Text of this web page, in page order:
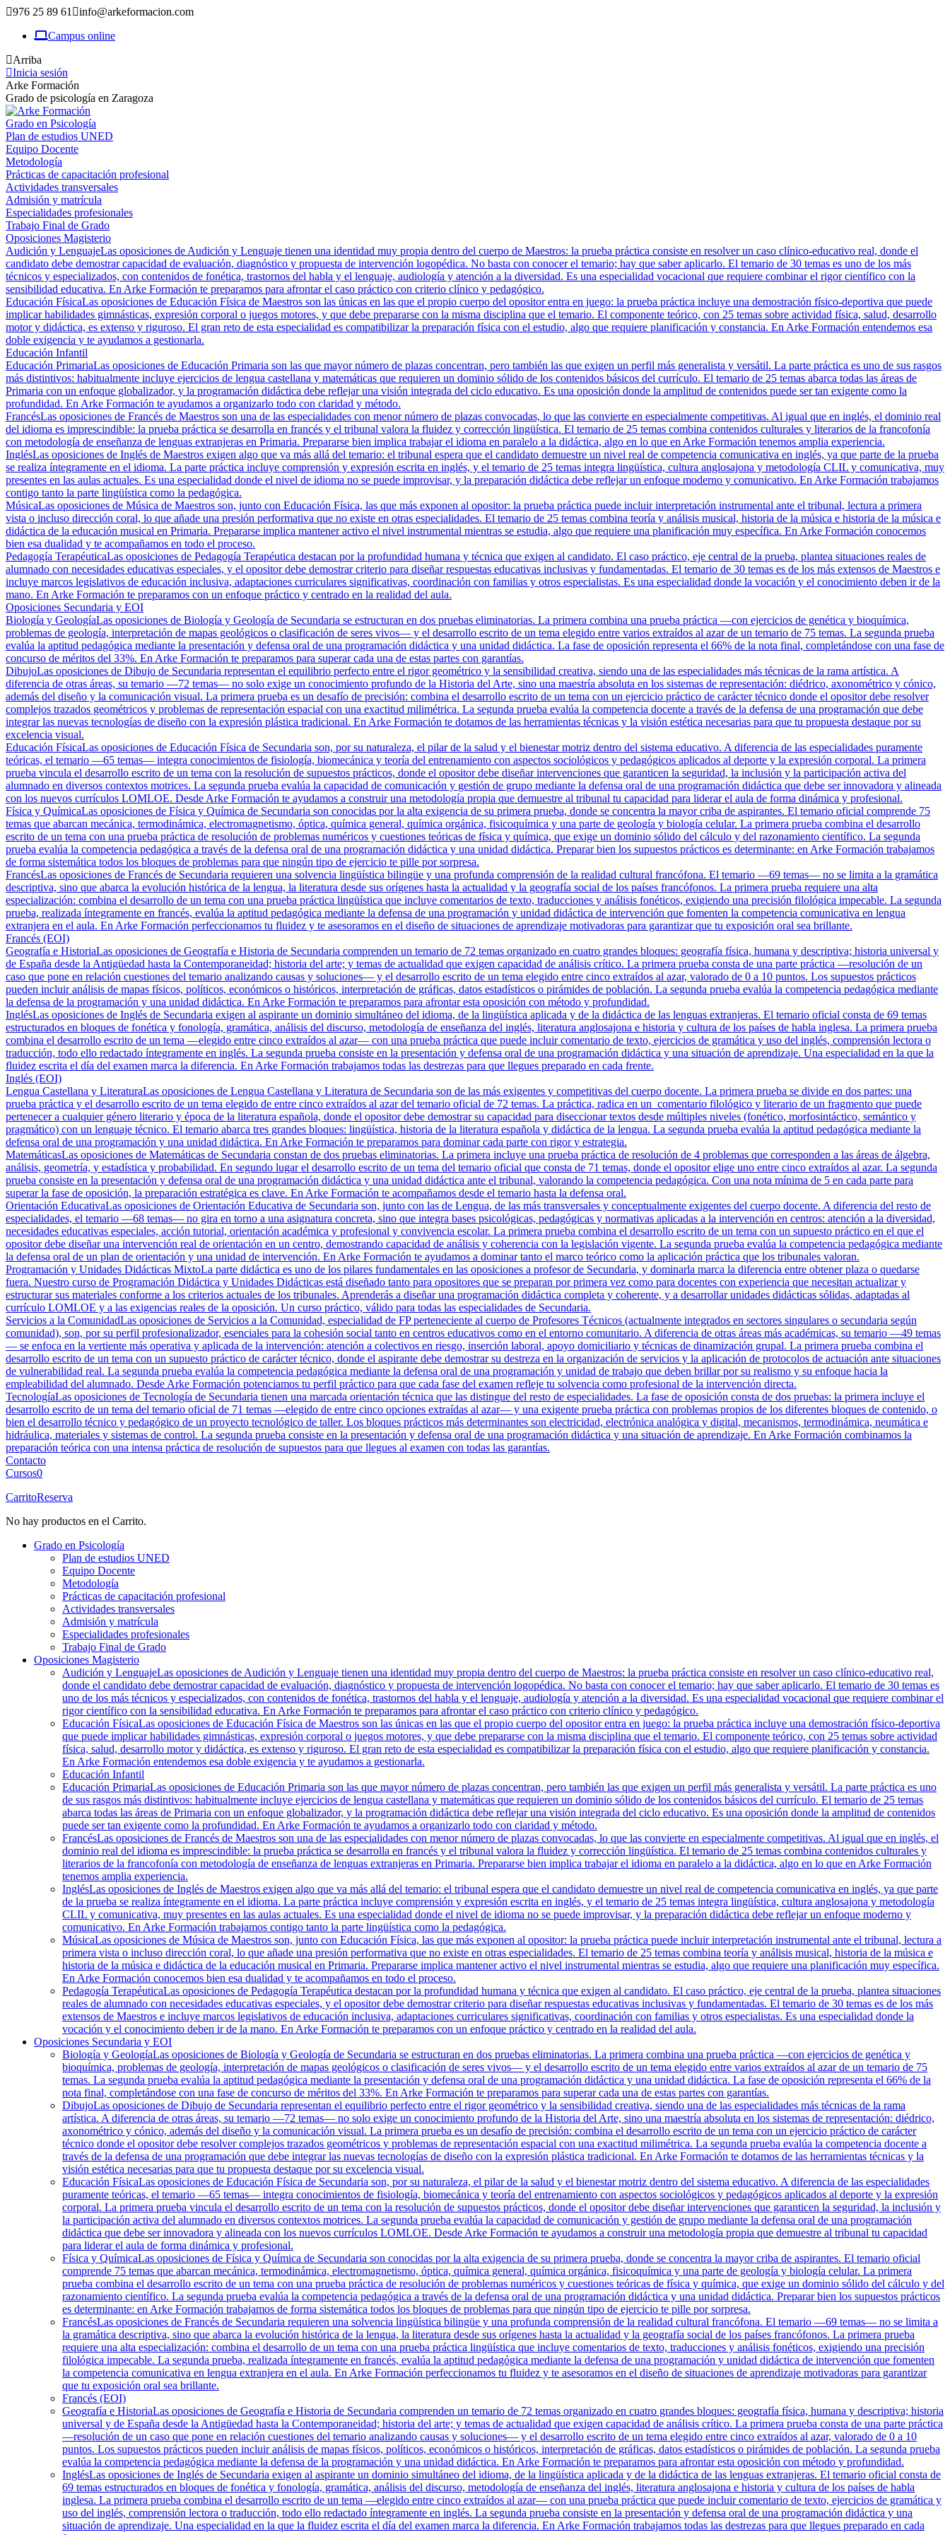
976 25 89 61
info@arkeformacion.com
Campus online
Arriba
Inicia sesión
Arke Formación
Grado de psicología en Zaragoza
Grado en Psicología
Plan de estudios UNED
Equipo Docente
Metodología
Prácticas de capacitación profesional
Actividades transversales
Admisión y matrícula
Especialidades profesionales
Trabajo Final de Grado
Oposiciones Magisterio
Audición y LenguajeLas oposiciones de Audición y Lenguaje tienen una identidad muy propia dentro del cuerpo de Maestros: la prueba práctica consiste en resolver un caso clínico-educativo real, donde el
candidato debe demostrar capacidad de evaluación, diagnóstico y propuesta de intervención logopédica. No basta con conocer el temario; hay que saber aplicarlo. El temario de 30 temas es uno de los más
técnicos y especializados, con contenidos de fonética, trastornos del habla y el lenguaje, audiología y atención a la diversidad. Es una especialidad vocacional que requiere combinar el rigor científico con la
sensibilidad educativa. En Arke Formación te preparamos para afrontar el caso práctico con criterio clínico y pedagógico.
Educación FísicaLas oposiciones de Educación Física de Maestros son las únicas en las que el propio cuerpo del opositor entra en juego: la prueba práctica incluye una demostración físico-deportiva que puede
implicar habilidades gimnásticas, expresión corporal o juegos motores, y que debe prepararse con la misma disciplina que el temario. El componente teórico, con 25 temas sobre actividad física, salud, desarrollo
motor y didáctica, es extenso y riguroso. El gran reto de esta especialidad es compatibilizar la preparación física con el estudio, algo que requiere planificación y constancia. En Arke Formación entendemos esa
doble exigencia y te ayudamos a gestionarla.
Educación Infantil
Educación PrimariaLas oposiciones de Educación Primaria son las que mayor número de plazas concentran, pero también las que exigen un perfil más generalista y versátil. La parte práctica es uno de sus rasgos
más distintivos: habitualmente incluye ejercicios de lengua castellana y matemáticas que requieren un dominio sólido de los contenidos básicos del currículo. El temario de 25 temas abarca todas las áreas de
Primaria con un enfoque globalizador, y la programación didáctica debe reflejar una visión integrada del ciclo educativo. Es una oposición donde la amplitud de contenidos puede ser tan exigente como la
profundidad. En Arke Formación te ayudamos a organizarlo todo con claridad y método.
FrancésLas oposiciones de Francés de Maestros son una de las especialidades con menor número de plazas convocadas, lo que las convierte en especialmente competitivas. Al igual que en inglés, el dominio real
del idioma es imprescindible: la prueba práctica se desarrolla en francés y el tribunal valora la fluidez y corrección lingüística. El temario de 25 temas combina contenidos culturales y literarios de la francofonía
con metodología de enseñanza de lenguas extranjeras en Primaria. Prepararse bien implica trabajar el idioma en paralelo a la didáctica, algo en lo que en Arke Formación tenemos amplia experiencia.
InglésLas oposiciones de Inglés de Maestros exigen algo que va más allá del temario: el tribunal espera que el candidato demuestre un nivel real de competencia comunicativa en inglés, ya que parte de la prueba
se realiza íntegramente en el idioma. La parte práctica incluye comprensión y expresión escrita en inglés, y el temario de 25 temas integra lingüística, cultura anglosajona y metodología CLIL y comunicativa, muy
presentes en las aulas actuales. Es una especialidad donde el nivel de idioma no se puede improvisar, y la preparación didáctica debe reflejar un enfoque moderno y comunicativo. En Arke Formación trabajamos
contigo tanto la parte lingüística como la pedagógica.
MúsicaLas oposiciones de Música de Maestros son, junto con Educación Física, las que más exponen al opositor: la prueba práctica puede incluir interpretación instrumental ante el tribunal, lectura a primera
vista o incluso dirección coral, lo que añade una presión performativa que no existe en otras especialidades. El temario de 25 temas combina teoría y análisis musical, historia de la música e historia de la música e
didáctica de la educación musical en Primaria. Prepararse implica mantener activo el nivel instrumental mientras se estudia, algo que requiere una planificación muy específica. En Arke Formación conocemos
bien esa dualidad y te acompañamos en todo el proceso.
Pedagogía TerapéuticaLas oposiciones de Pedagogía Terapéutica destacan por la profundidad humana y técnica que exigen al candidato. El caso práctico, eje central de la prueba, plantea situaciones reales de
alumnado con necesidades educativas especiales, y el opositor debe demostrar criterio para diseñar respuestas educativas inclusivas y fundamentadas. El temario de 30 temas es de los más extensos de Maestros e
incluye marcos legislativos de educación inclusiva, adaptaciones curriculares significativas, coordinación con familias y otros especialistas. Es una especialidad donde la vocación y el conocimiento deben ir de la
mano. En Arke Formación te preparamos con un enfoque práctico y centrado en la realidad del aula.
Oposiciones Secundaria y EOI
Biología y GeologíaLas oposiciones de Biología y Geología de Secundaria se estructuran en dos pruebas eliminatorias. La primera combina una prueba práctica —con ejercicios de genética y bioquímica,
problemas de geología, interpretación de mapas geológicos o clasificación de seres vivos— y el desarrollo escrito de un tema elegido entre varios extraídos al azar de un temario de 75 temas. La segunda prueba
evalúa la aptitud pedagógica mediante la presentación y defensa oral de una programación didáctica y una unidad didáctica. La fase de oposición representa el 66% de la nota final, completándose con una fase de
concurso de méritos del 33%. En Arke Formación te preparamos para superar cada una de estas partes con garantías.
DibujoLas oposiciones de Dibujo de Secundaria representan el equilibrio perfecto entre el rigor geométrico y la sensibilidad creativa, siendo una de las especialidades más técnicas de la rama artística. A
diferencia de otras áreas, su temario —72 temas— no solo exige un conocimiento profundo de la Historia del Arte, sino una maestría absoluta en los sistemas de representación: diédrico, axonométrico y cónico,
además del diseño y la comunicación visual. La primera prueba es un desafío de precisión: combina el desarrollo escrito de un tema con un ejercicio práctico de carácter técnico donde el opositor debe resolver
complejos trazados geométricos y problemas de representación espacial con una exactitud milimétrica. La segunda prueba evalúa la competencia docente a través de la defensa de una programación que debe
integrar las nuevas tecnologías de diseño con la expresión plástica tradicional. En Arke Formación te dotamos de las herramientas técnicas y la visión estética necesarias para que tu propuesta destaque por su
excelencia visual.
Educación FísicaLas oposiciones de Educación Física de Secundaria son, por su naturaleza, el pilar de la salud y el bienestar motriz dentro del sistema educativo. A diferencia de las especialidades puramente
teóricas, el temario —65 temas— integra conocimientos de fisiología, biomecánica y teoría del entrenamiento con aspectos sociológicos y pedagógicos aplicados al deporte y la expresión corporal. La primera
prueba vincula el desarrollo escrito de un tema con la resolución de supuestos prácticos, donde el opositor debe diseñar intervenciones que garanticen la seguridad, la inclusión y la participación activa del
alumnado en diversos contextos motrices. La segunda prueba evalúa la capacidad de comunicación y gestión de grupo mediante la defensa oral de una programación didáctica que debe ser innovadora y alineada
con los nuevos currículos LOMLOE. Desde Arke Formación te ayudamos a construir una metodología propia que demuestre al tribunal tu capacidad para liderar el aula de forma dinámica y profesional.
Física y QuímicaLas oposiciones de Física y Química de Secundaria son conocidas por la alta exigencia de su primera prueba, donde se concentra la mayor criba de aspirantes. El temario oficial comprende 75
temas que abarcan mecánica, termodinámica, electromagnetismo, óptica, química general, química orgánica, fisicoquímica y una parte de geología y biología celular. La primera prueba combina el desarrollo
escrito de un tema con una prueba práctica de resolución de problemas numéricos y cuestiones teóricas de física y química, que exige un dominio sólido del cálculo y del razonamiento científico. La segunda
prueba evalúa la competencia pedagógica a través de la defensa oral de una programación didáctica y una unidad didáctica. Preparar bien los supuestos prácticos es determinante: en Arke Formación trabajamos
de forma sistemática todos los bloques de problemas para que ningún tipo de ejercicio te pille por sorpresa.
FrancésLas oposiciones de Francés de Secundaria requieren una solvencia lingüística bilingüe y una profunda comprensión de la realidad cultural francófona. El temario —69 temas— no se limita a la gramática
descriptiva, sino que abarca la evolución histórica de la lengua, la literatura desde sus orígenes hasta la actualidad y la geografía social de los países francófonos. La primera prueba requiere una alta
especialización: combina el desarrollo de un tema con una prueba práctica lingüística que incluye comentarios de texto, traducciones y análisis fonéticos, exigiendo una precisión filológica impecable. La segunda
prueba, realizada íntegramente en francés, evalúa la aptitud pedagógica mediante la defensa de una programación y unidad didáctica de intervención que fomenten la competencia comunicativa en lengua
extranjera en el aula. En Arke Formación perfeccionamos tu fluidez y te asesoramos en el diseño de situaciones de aprendizaje motivadoras para garantizar que tu exposición oral sea brillante.
Francés (EOI)
Geografía e HistoriaLas oposiciones de Geografía e Historia de Secundaria comprenden un temario de 72 temas organizado en cuatro grandes bloques: geografía física, humana y descriptiva; historia universal y
de España desde la Antigüedad hasta la Contemporaneidad; historia del arte; y temas de actualidad que exigen capacidad de análisis crítico. La primera prueba consta de una parte práctica —resolución de un
caso que pone en relación cuestiones del temario analizando causas y soluciones— y el desarrollo escrito de un tema elegido entre cinco extraídos al azar, valorado de 0 a 10 puntos. Los supuestos prácticos
pueden incluir análisis de mapas físicos, políticos, económicos o históricos, interpretación de gráficas, datos estadísticos o pirámides de población. La segunda prueba evalúa la competencia pedagógica mediante
la defensa de la programación y una unidad didáctica. En Arke Formación te preparamos para afrontar esta oposición con método y profundidad.
InglésLas oposiciones de Inglés de Secundaria exigen al aspirante un dominio simultáneo del idioma, de la lingüística aplicada y de la didáctica de las lenguas extranjeras. El temario oficial consta de 69 temas
estructurados en bloques de fonética y fonología, gramática, análisis del discurso, metodología de enseñanza del inglés, literatura anglosajona e historia y cultura de los países de habla inglesa. La primera prueba
combina el desarrollo escrito de un tema —elegido entre cinco extraídos al azar— con una prueba práctica que puede incluir comentario de texto, ejercicios de gramática y uso del inglés, comprensión lectora o
traducción, todo ello redactado íntegramente en inglés. La segunda prueba consiste en la presentación y defensa oral de una programación didáctica y una situación de aprendizaje. Una especialidad en la que la
fluidez escrita el día del examen marca la diferencia. En Arke Formación trabajamos todas las destrezas para que llegues preparado en cada frente.
Inglés (EOI)
Lengua Castellana y LiteraturaLas oposiciones de Lengua Castellana y Literatura de Secundaria son de las más exigentes y competitivas del cuerpo docente. La primera prueba se divide en dos partes: una
prueba práctica y el desarrollo escrito de un tema elegido de entre cinco extraídos al azar del temario oficial de 72 temas. La práctica, radica en un comentario filológico y literario de un fragmento que puede
pertenecer a cualquier género literario y época de la literatura española, donde el opositor debe demostrar su capacidad para diseccionar textos desde múltiples niveles (fonético, morfosintáctico, semántico y
pragmático) con un lenguaje técnico. El temario abarca tres grandes bloques: lingüística, historia de la literatura española y didáctica de la lengua. La segunda prueba evalúa la aptitud pedagógica mediante la
defensa oral de una programación y una unidad didáctica. En Arke Formación te preparamos para dominar cada parte con rigor y estrategia.
MatemáticasLas oposiciones de Matemáticas de Secundaria constan de dos pruebas eliminatorias. La primera incluye una prueba práctica de resolución de 4 problemas que corresponden a las áreas de álgebra,
análisis, geometría, y estadística y probabilidad. En segundo lugar el desarrollo escrito de un tema del temario oficial que consta de 71 temas, donde el opositor elige uno entre cinco extraídos al azar. La segunda
prueba consiste en la presentación y defensa oral de una programación didáctica y una unidad didáctica ante el tribunal, valorando la competencia pedagógica. Con una nota mínima de 5 en cada parte para
superar la fase de oposición, la preparación estratégica es clave. En Arke Formación te acompañamos desde el temario hasta la defensa oral.
Orientación EducativaLas oposiciones de Orientación Educativa de Secundaria son, junto con las de Lengua, de las más transversales y conceptualmente exigentes del cuerpo docente. A diferencia del resto de
especialidades, el temario —68 temas— no gira en torno a una asignatura concreta, sino que integra bases psicológicas, pedagógicas y normativas aplicadas a la intervención en centros: atención a la diversidad,
necesidades educativas especiales, acción tutorial, orientación académica y profesional y convivencia escolar. La primera prueba combina el desarrollo escrito de un tema con un supuesto práctico en el que el
opositor debe diseñar una intervención real de orientación en un centro, demostrando capacidad de análisis y coherencia con la legislación vigente. La segunda prueba evalúa la competencia pedagógica mediante
la defensa oral de un plan de orientación y una unidad de intervención. En Arke Formación te ayudamos a dominar tanto el marco teórico como la aplicación práctica que los tribunales valoran.
Programación y Unidades Didácticas MixtoLa parte didáctica es uno de los pilares fundamentales en las oposiciones a profesor de Secundaria, y dominarla marca la diferencia entre obtener plaza o quedarse
fuera. Nuestro curso de Programación Didáctica y Unidades Didácticas está diseñado tanto para opositores que se preparan por primera vez como para docentes con experiencia que necesitan actualizar y
estructurar sus materiales conforme a los criterios actuales de los tribunales. Aprenderás a diseñar una programación didáctica completa y coherente, y a desarrollar unidades didácticas sólidas, adaptadas al
currículo LOMLOE y a las exigencias reales de la oposición. Un curso práctico, válido para todas las especialidades de Secundaria.
Servicios a la ComunidadLas oposiciones de Servicios a la Comunidad, especialidad de FP perteneciente al cuerpo de Profesores Técnicos (actualmente integrados en sectores singulares o secundaria según
comunidad), son, por su perfil profesionalizador, esenciales para la cohesión social tanto en centros educativos como en el entorno comunitario. A diferencia de otras áreas más académicas, su temario —49 temas
— se enfoca en la vertiente más operativa y aplicada de la intervención: atención a colectivos en riesgo, inserción laboral, apoyo domiciliario y técnicas de dinamización grupal. La primera prueba combina el
desarrollo escrito de un tema con un supuesto práctico de carácter técnico, donde el aspirante debe demostrar su destreza en la organización de servicios y la aplicación de protocolos de actuación ante situaciones
de vulnerabilidad real. La segunda prueba evalúa la competencia pedagógica mediante la defensa oral de una programación y unidad de trabajo que deben brillar por su realismo y su enfoque hacia la
empleabilidad del alumnado. Desde Arke Formación potenciamos tu perfil práctico para que cada fase del examen refleje tu solvencia como profesional de la intervención directa.
TecnologíaLas oposiciones de Tecnología de Secundaria tienen una marcada orientación técnica que las distingue del resto de especialidades. La fase de oposición consta de dos pruebas: la primera incluye el
desarrollo escrito de un tema del temario oficial de 71 temas —elegido de entre cinco opciones extraídas al azar— y una exigente prueba práctica con problemas propios de los diferentes bloques de contenido, o
bien el desarrollo técnico y pedagógico de un proyecto tecnológico de taller. Los bloques prácticos más determinantes son electricidad, electrónica analógica y digital, mecanismos, termodinámica, neumática e
hidráulica, materiales y sistemas de control. La segunda prueba consiste en la presentación y defensa oral de una programación didáctica y una situación de aprendizaje. En Arke Formación combinamos la
preparación teórica con una intensa práctica de resolución de supuestos para que llegues al examen con todas las garantías.
Contacto
Cursos0
CarritoReserva
No hay productos en el Carrito.
Grado en Psicología
Plan de estudios UNED
Equipo Docente
Metodología
Prácticas de capacitación profesional
Actividades transversales
Admisión y matrícula
Especialidades profesionales
Trabajo Final de Grado
Oposiciones Magisterio
Audición y LenguajeLas oposiciones de Audición y Lenguaje tienen una identidad muy propia dentro del cuerpo de Maestros: la prueba práctica consiste en resolver un caso clínico-educativo real,
donde el candidato debe demostrar capacidad de evaluación, diagnóstico y propuesta de intervención logopédica. No basta con conocer el temario; hay que saber aplicarlo. El temario de 30 temas es
uno de los más técnicos y especializados, con contenidos de fonética, trastornos del habla y el lenguaje, audiología y atención a la diversidad. Es una especialidad vocacional que requiere combinar el
rigor científico con la sensibilidad educativa. En Arke Formación te preparamos para afrontar el caso práctico con criterio clínico y pedagógico.
Educación FísicaLas oposiciones de Educación Física de Maestros son las únicas en las que el propio cuerpo del opositor entra en juego: la prueba práctica incluye una demostración físico-deportiva
que puede implicar habilidades gimnásticas, expresión corporal o juegos motores, y que debe prepararse con la misma disciplina que el temario. El componente teórico, con 25 temas sobre actividad
física, salud, desarrollo motor y didáctica, es extenso y riguroso. El gran reto de esta especialidad es compatibilizar la preparación física con el estudio, algo que requiere planificación y constancia.
En Arke Formación entendemos esa doble exigencia y te ayudamos a gestionarla.
Educación Infantil
Educación PrimariaLas oposiciones de Educación Primaria son las que mayor número de plazas concentran, pero también las que exigen un perfil más generalista y versátil. La parte práctica es uno
de sus rasgos más distintivos: habitualmente incluye ejercicios de lengua castellana y matemáticas que requieren un dominio sólido de los contenidos básicos del currículo. El temario de 25 temas
abarca todas las áreas de Primaria con un enfoque globalizador, y la programación didáctica debe reflejar una visión integrada del ciclo educativo. Es una oposición donde la amplitud de contenidos
puede ser tan exigente como la profundidad. En Arke Formación te ayudamos a organizarlo todo con claridad y método.
FrancésLas oposiciones de Francés de Maestros son una de las especialidades con menor número de plazas convocadas, lo que las convierte en especialmente competitivas. Al igual que en inglés, el
dominio real del idioma es imprescindible: la prueba práctica se desarrolla en francés y el tribunal valora la fluidez y corrección lingüística. El temario de 25 temas combina contenidos culturales y
literarios de la francofonía con metodología de enseñanza de lenguas extranjeras en Primaria. Prepararse bien implica trabajar el idioma en paralelo a la didáctica, algo en lo que en Arke Formación
tenemos amplia experiencia.
InglésLas oposiciones de Inglés de Maestros exigen algo que va más allá del temario: el tribunal espera que el candidato demuestre un nivel real de competencia comunicativa en inglés, ya que parte
de la prueba se realiza íntegramente en el idioma. La parte práctica incluye comprensión y expresión escrita en inglés, y el temario de 25 temas integra lingüística, cultura anglosajona y metodología
CLIL y comunicativa, muy presentes en las aulas actuales. Es una especialidad donde el nivel de idioma no se puede improvisar, y la preparación didáctica debe reflejar un enfoque moderno y
comunicativo. En Arke Formación trabajamos contigo tanto la parte lingüística como la pedagógica.
MúsicaLas oposiciones de Música de Maestros son, junto con Educación Física, las que más exponen al opositor: la prueba práctica puede incluir interpretación instrumental ante el tribunal, lectura a
primera vista o incluso dirección coral, lo que añade una presión performativa que no existe en otras especialidades. El temario de 25 temas combina teoría y análisis musical, historia de la música e
historia de la música e didáctica de la educación musical en Primaria. Prepararse implica mantener activo el nivel instrumental mientras se estudia, algo que requiere una planificación muy específica.
En Arke Formación conocemos bien esa dualidad y te acompañamos en todo el proceso.
Pedagogía TerapéuticaLas oposiciones de Pedagogía Terapéutica destacan por la profundidad humana y técnica que exigen al candidato. El caso práctico, eje central de la prueba, plantea situaciones
reales de alumnado con necesidades educativas especiales, y el opositor debe demostrar criterio para diseñar respuestas educativas inclusivas y fundamentadas. El temario de 30 temas es de los más
extensos de Maestros e incluye marcos legislativos de educación inclusiva, adaptaciones curriculares significativas, coordinación con familias y otros especialistas. Es una especialidad donde la
vocación y el conocimiento deben ir de la mano. En Arke Formación te preparamos con un enfoque práctico y centrado en la realidad del aula.
Oposiciones Secundaria y EOI
Biología y GeologíaLas oposiciones de Biología y Geología de Secundaria se estructuran en dos pruebas eliminatorias. La primera combina una prueba práctica —con ejercicios de genética y
bioquímica, problemas de geología, interpretación de mapas geológicos o clasificación de seres vivos— y el desarrollo escrito de un tema elegido entre varios extraídos al azar de un temario de 75
temas. La segunda prueba evalúa la aptitud pedagógica mediante la presentación y defensa oral de una programación didáctica y una unidad didáctica. La fase de oposición representa el 66% de la
nota final, completándose con una fase de concurso de méritos del 33%. En Arke Formación te preparamos para superar cada una de estas partes con garantías.
DibujoLas oposiciones de Dibujo de Secundaria representan el equilibrio perfecto entre el rigor geométrico y la sensibilidad creativa, siendo una de las especialidades más técnicas de la rama
artística. A diferencia de otras áreas, su temario —72 temas— no solo exige un conocimiento profundo de la Historia del Arte, sino una maestría absoluta en los sistemas de representación: diédrico,
axonométrico y cónico, además del diseño y la comunicación visual. La primera prueba es un desafío de precisión: combina el desarrollo escrito de un tema con un ejercicio práctico de carácter
técnico donde el opositor debe resolver complejos trazados geométricos y problemas de representación espacial con una exactitud milimétrica. La segunda prueba evalúa la competencia docente a
través de la defensa de una programación que debe integrar las nuevas tecnologías de diseño con la expresión plástica tradicional. En Arke Formación te dotamos de las herramientas técnicas y la
visión estética necesarias para que tu propuesta destaque por su excelencia visual.
Educación FísicaLas oposiciones de Educación Física de Secundaria son, por su naturaleza, el pilar de la salud y el bienestar motriz dentro del sistema educativo. A diferencia de las especialidades
puramente teóricas, el temario —65 temas— integra conocimientos de fisiología, biomecánica y teoría del entrenamiento con aspectos sociológicos y pedagógicos aplicados al deporte y la expresión
corporal. La primera prueba vincula el desarrollo escrito de un tema con la resolución de supuestos prácticos, donde el opositor debe diseñar intervenciones que garanticen la seguridad, la inclusión y
la participación activa del alumnado en diversos contextos motrices. La segunda prueba evalúa la capacidad de comunicación y gestión de grupo mediante la defensa oral de una programación
didáctica que debe ser innovadora y alineada con los nuevos currículos LOMLOE. Desde Arke Formación te ayudamos a construir una metodología propia que demuestre al tribunal tu capacidad
para liderar el aula de forma dinámica y profesional.
Física y QuímicaLas oposiciones de Física y Química de Secundaria son conocidas por la alta exigencia de su primera prueba, donde se concentra la mayor criba de aspirantes. El temario oficial
comprende 75 temas que abarcan mecánica, termodinámica, electromagnetismo, óptica, química general, química orgánica, fisicoquímica y una parte de geología y biología celular. La primera
prueba combina el desarrollo escrito de un tema con una prueba práctica de resolución de problemas numéricos y cuestiones teóricas de física y química, que exige un dominio sólido del cálculo y del
razonamiento científico. La segunda prueba evalúa la competencia pedagógica a través de la defensa oral de una programación didáctica y una unidad didáctica. Preparar bien los supuestos prácticos
es determinante: en Arke Formación trabajamos de forma sistemática todos los bloques de problemas para que ningún tipo de ejercicio te pille por sorpresa.
FrancésLas oposiciones de Francés de Secundaria requieren una solvencia lingüística bilingüe y una profunda comprensión de la realidad cultural francófona. El temario —69 temas— no se limita a
la gramática descriptiva, sino que abarca la evolución histórica de la lengua, la literatura desde sus orígenes hasta la actualidad y la geografía social de los países francófonos. La primera prueba
requiere una alta especialización: combina el desarrollo de un tema con una prueba práctica lingüística que incluye comentarios de texto, traducciones y análisis fonéticos, exigiendo una precisión
filológica impecable. La segunda prueba, realizada íntegramente en francés, evalúa la aptitud pedagógica mediante la defensa de una programación y unidad didáctica de intervención que fomenten
la competencia comunicativa en lengua extranjera en el aula. En Arke Formación perfeccionamos tu fluidez y te asesoramos en el diseño de situaciones de aprendizaje motivadoras para garantizar
que tu exposición oral sea brillante.
Francés (EOI)
Geografía e HistoriaLas oposiciones de Geografía e Historia de Secundaria comprenden un temario de 72 temas organizado en cuatro grandes bloques: geografía física, humana y descriptiva; historia
universal y de España desde la Antigüedad hasta la Contemporaneidad; historia del arte; y temas de actualidad que exigen capacidad de análisis crítico. La primera prueba consta de una parte práctica
—resolución de un caso que pone en relación cuestiones del temario analizando causas y soluciones— y el desarrollo escrito de un tema elegido entre cinco extraídos al azar, valorado de 0 a 10
puntos. Los supuestos prácticos pueden incluir análisis de mapas físicos, políticos, económicos o históricos, interpretación de gráficas, datos estadísticos o pirámides de población. La segunda prueba
evalúa la competencia pedagógica mediante la defensa de la programación y una unidad didáctica. En Arke Formación te preparamos para afrontar esta oposición con método y profundidad.
InglésLas oposiciones de Inglés de Secundaria exigen al aspirante un dominio simultáneo del idioma, de la lingüística aplicada y de la didáctica de las lenguas extranjeras. El temario oficial consta de
69 temas estructurados en bloques de fonética y fonología, gramática, análisis del discurso, metodología de enseñanza del inglés, literatura anglosajona e historia y cultura de los países de habla
inglesa. La primera prueba combina el desarrollo escrito de un tema —elegido entre cinco extraídos al azar— con una prueba práctica que puede incluir comentario de texto, ejercicios de gramática y
uso del inglés, comprensión lectora o traducción, todo ello redactado íntegramente en inglés. La segunda prueba consiste en la presentación y defensa oral de una programación didáctica y una
situación de aprendizaje. Una especialidad en la que la fluidez escrita el día del examen marca la diferencia. En Arke Formación trabajamos todas las destrezas para que llegues preparado en cada